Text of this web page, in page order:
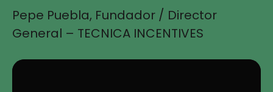
Pepe Puebla, Fundador / Director
General – TECNICA INCENTIVES